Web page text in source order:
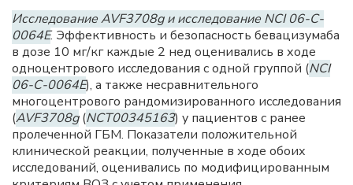
Исследование AVF3708g и исследование NCI 06-C-
0064E. Эффективность и безопасность бевацизумаба
в дозе 10 мг/кг каждые 2 нед оценивались в ходе
одноцентрового исследования с одной группой (NCI
06-C-0064E), а также несравнительного
многоцентрового рандомизированного исследования
(AVF3708g(NCT00345163) у пациентов с ранее
пролеченной ГБМ. Показатели положительной
клинической реакции, полученные в ходе обоих
исследований, оценивались по модифицированным